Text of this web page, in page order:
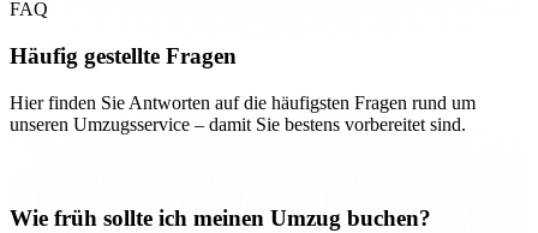
FAQ
Häufig gestellte Fragen
Hier finden Sie Antworten auf die häufigsten Fragen rund um
unseren Umzugsservice – damit Sie bestens vorbereitet sind.
Wie früh sollte ich meinen Umzug buchen?